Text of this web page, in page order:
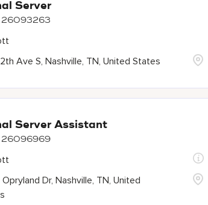
Server
26093263
Ave S, Nashville, TN, United States
Server Assistant
26096969
Dr, Nashville, TN, United